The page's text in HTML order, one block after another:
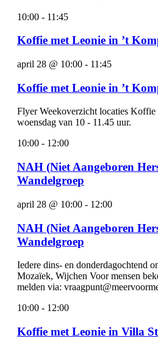
10:00 - 11:45
Koffie met Leonie in ’t
april 28 @ 10:00 - 11:45
Koffie met Leonie in ’t
Flyer Weekoverzicht locaties
woensdag van 10 - 11.45 uur.
10:00 - 12:00
NAH (Niet Aangeboren
Wandelgroep
april 28 @ 10:00 - 12:00
NAH (Niet Aangeboren
Wandelgroep
Iedere dins- en donderdagochtend
Mozaïek, Wijchen Voor mensen
melden via:
10:00 - 12:00
Koffie met Leonie in Villa